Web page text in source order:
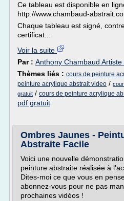
Ce tableau est disponible en
http://www.chambaud-
Chaque tableau est signé,
certificat...
Voir la suite
Par : Anthony Chambaud
Thèmes liés : cours de peinture
peinture acrylique abstrait video /
gratuit / cours de peinture acrylique
pdf gratuit
Ombres Jaunes -
Abstraite Facile
Voici une nouvelle
peinture abstraite réalisée à
Dites-moi ce que vous en
abonnez-vous pour ne pas
prochaines vidéos !